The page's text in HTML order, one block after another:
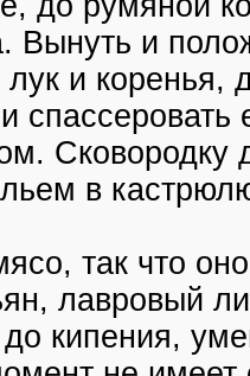
Вынуть и
и коренья,
Сковородку
в
так что
лавровый
кипения,